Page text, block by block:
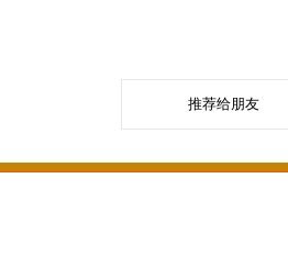
推荐给朋友